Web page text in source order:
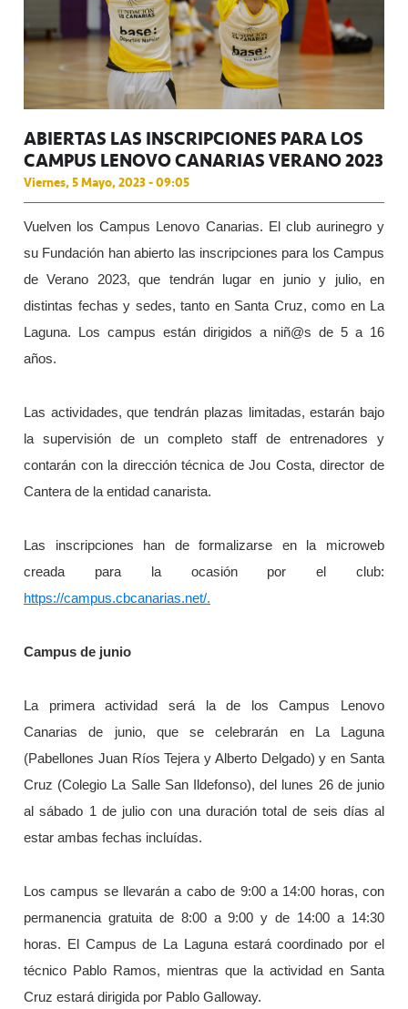
ABIERTAS LAS INSCRIPCIONES PARA LOS
CAMPUS LENOVO CANARIAS VERANO 2023
Viernes, 5 Mayo, 2023 - 09:05
Vuelven los Campus Lenovo Canarias. El club aurinegro y
su Fundación han abierto las inscripciones para los Campus
de Verano 2023, que tendrán lugar en junio y julio, en
distintas fechas y sedes, tanto en Santa Cruz, como en La
Laguna. Los campus están dirigidos a niñ@s de 5 a 16
años.
Las actividades, que tendrán plazas limitadas, estarán bajo
la supervisión de un completo staff de entrenadores y
contarán con la dirección técnica de Jou Costa, director de
Cantera de la entidad canarista.
Las inscripciones han de formalizarse en la microweb
creada para la ocasión por el club:
https://campus.cbcanarias.net/.
Campus de junio
La primera actividad será la de los Campus Lenovo
Canarias de junio, que se celebrarán en La Laguna
(Pabellones Juan Ríos Tejera y Alberto Delgado) y en Santa
Cruz (Colegio La Salle San Ildefonso), del lunes 26 de junio
al sábado 1 de julio con una duración total de seis días al
estar ambas fechas incluídas.
Los campus se llevarán a cabo de 9:00 a 14:00 horas, con
permanencia gratuita de 8:00 a 9:00 y de 14:00 a 14:30
horas. El Campus de La Laguna estará coordinado por el
técnico Pablo Ramos, mientras que la actividad en Santa
Cruz estará dirigida por Pablo Galloway.